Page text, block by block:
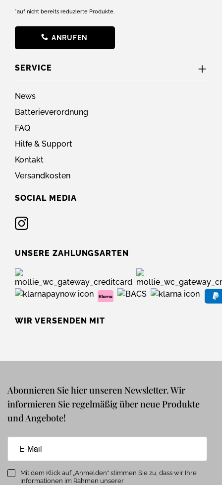
*auf nicht bereits reduzierte Produkte.
ANRUFEN
SERVICE
News
Batterieverordnung
FAQ
Hilfe & Support
Kontakt
Versandkosten
SOCIAL MEDIA
UNSERE ZAHLUNGSARTEN
WIR VERSENDEN MIT
Abonnieren Sie hier unseren Newsletter. Wir
informieren Sie regelmäßig über neue Produkte
und Angebote!
Mit dem Klick auf „Anmelden“ stimmen Sie zu, dass wir Ihre
Informationen im Rahmen unserer